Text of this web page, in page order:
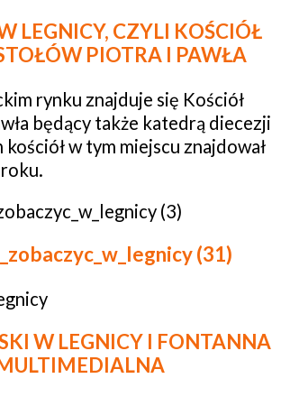
LEGNICY, CZYLI KOŚCIÓŁ
PIOTRA I PAWŁA
rynku znajduje się Kościół
będący także katedrą diecezji
kościół w tym miejscu znajdował
W LEGNICY I FONTANNA